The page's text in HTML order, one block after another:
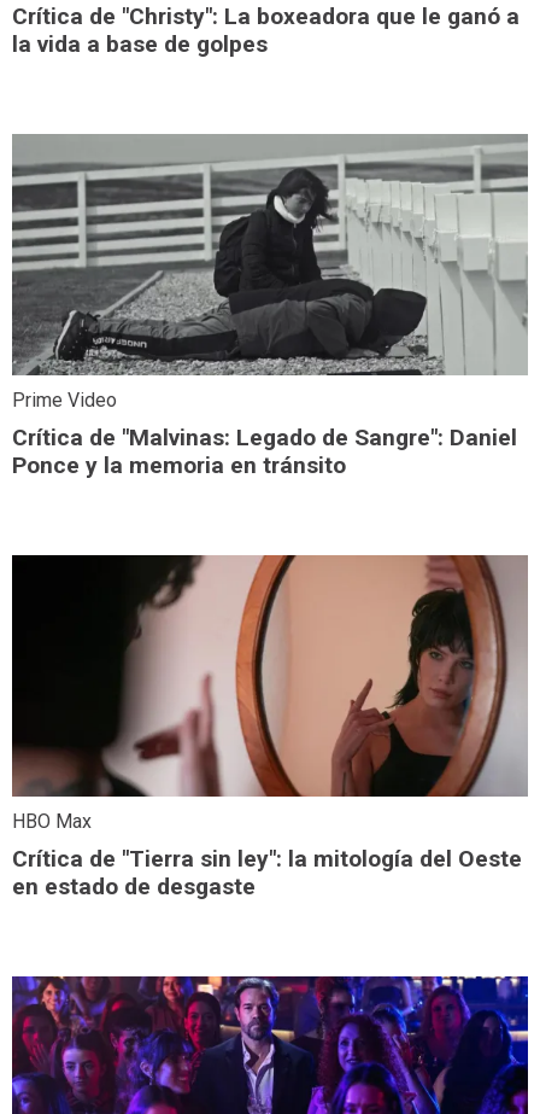
Crítica de "Christy": La boxeadora que le ganó a
la vida a base de golpes
Prime Video
Crítica de "Malvinas: Legado de Sangre": Daniel
Ponce y la memoria en tránsito
HBO Max
Crítica de "Tierra sin ley": la mitología del Oeste
en estado de desgaste